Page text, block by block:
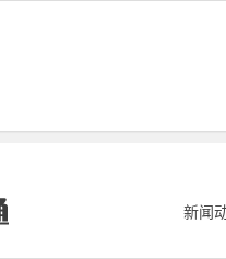
新闻